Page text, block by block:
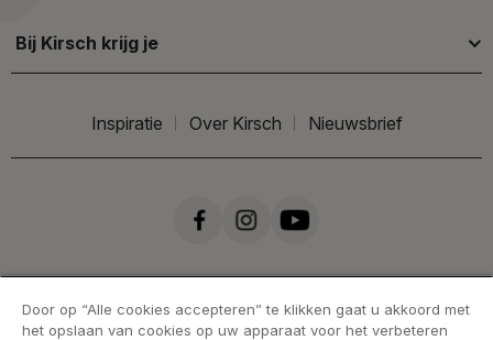
Bij Kirsch krijg je
Inspiratie Over Kirsch Nieuwsbrief
Door op “Alle cookies accepteren” te klikken gaat u akkoord met
het opslaan van cookies op uw apparaat voor het verbeteren